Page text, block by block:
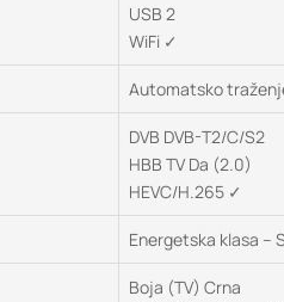
USB 2
WiFi ✓
Automatsko
DVB DVB-T2/C/S2
HBB TV Da (2.0)
HEVC/H.265 ✓
Energetska klasa –
Boja (TV) Crna